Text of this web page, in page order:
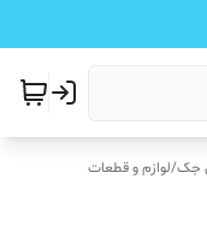
جک/لوازم و قطعات